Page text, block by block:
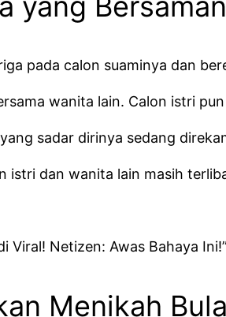
pada calon suaminya dan
wanita lain. Calon istri
sadar dirinya sedang
istri dan wanita lain masih
Viral! Netizen: Awas Bahaya
Menikah